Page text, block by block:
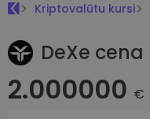
Kriptovalūtu kursi
DeXe cena
2.000000 €